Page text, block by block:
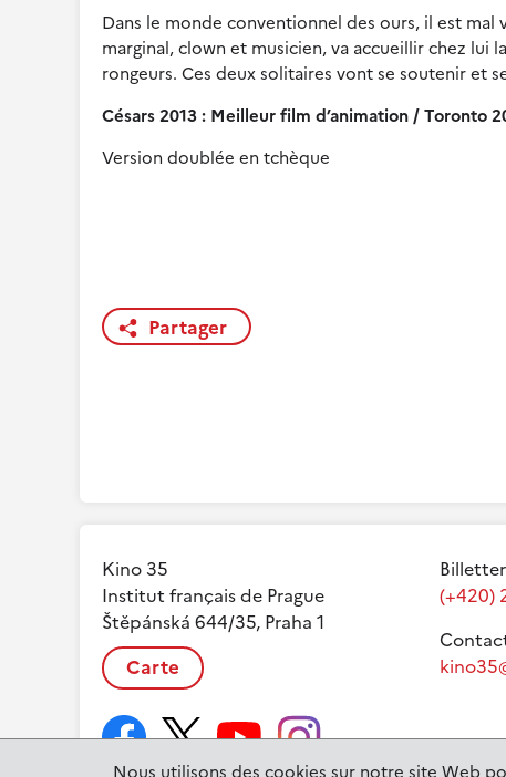
Dans le monde conventionnel des ours, il est mal
marginal, clown et musicien, va accueillir chez
rongeurs. Ces deux solitaires vont se soutenir et
Césars 2013 : Meilleur film d’animation / Toronto
Version doublée en tchèque
Partager
Kino 35
Institut français de Prague
Štěpánská 644/35, Praha 1
Carte
(+420)